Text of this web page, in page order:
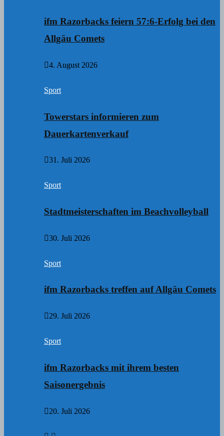
ifm Razorbacks feiern 57:6-Erfolg bei den
Allgäu Comets
4. August 2026
Sport
Towerstars informieren zum
Dauerkartenverkauf
31. Juli 2026
Sport
Stadtmeisterschaften im Beachvolleyball
30. Juli 2026
Sport
ifm Razorbacks treffen auf Allgäu Comets
29. Juli 2026
Sport
ifm Razorbacks mit ihrem besten
Saisonergebnis
20. Juli 2026